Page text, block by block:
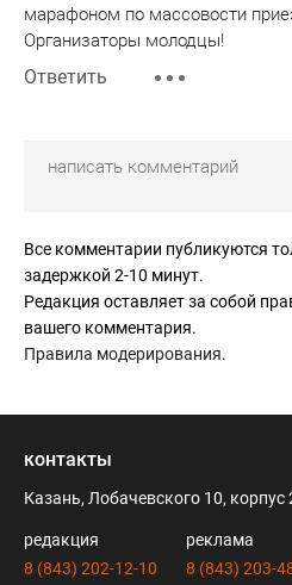
марафоном по массовости
Организаторы молодцы!
Ответить
Все комментарии публикуются
задержкой 2-10 минут.
Редакция оставляет за собой
вашего комментария.
Правила модерирования.
контакты
Казань, Лобачевского 10, корпус
редакция
8 (843) 202-12-10
реклама
8 (843) 203-